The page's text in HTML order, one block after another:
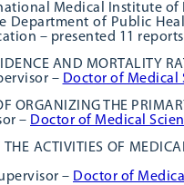
Medical Institute
of Public
– presented 11
AND MORTALITY
– Doctor of Medical
ORGANIZING THE
– Doctor of Medical
THE ACTIVITIES OF
– Doctor of